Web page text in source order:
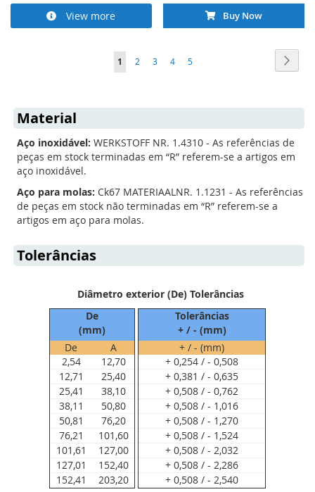
View more Buy Now
Página
Está
ler
página
1 Página
2 Página
3 Página
4 Página
5
Material
Aço inoxidável: WERKSTOFF NR. 1.4310 - As referências de
peças em stock terminadas em “R” referem-se a artigos em
aço inoxidável.
Aço para molas: Ck67 MATERIAALNR. 1.1231 - As referências
de peças em stock não terminadas em “R” referem-se a
artigos em aço para molas.
Tolerâncias
Diâmetro exterior (De) Tolerâncias
De
(mm)
De
A
2,54
12,70
12,71
25,40
25,41
38,10
38,11
50,80
50,81
76,20
76,21
101,60
101,61
127,00
127,01
152,40
152,41
203,20
Tolerâncias
+ / - (mm)
+ / - (mm)
+ 0,254 / - 0,508
+ 0,381 / - 0,635
+ 0,508 / - 0,762
+ 0,508 / - 1,016
+ 0,508 / - 1,270
+ 0,508 / - 1,524
+ 0,508 / - 2,032
+ 0,508 / - 2,286
+ 0,508 / - 2,540